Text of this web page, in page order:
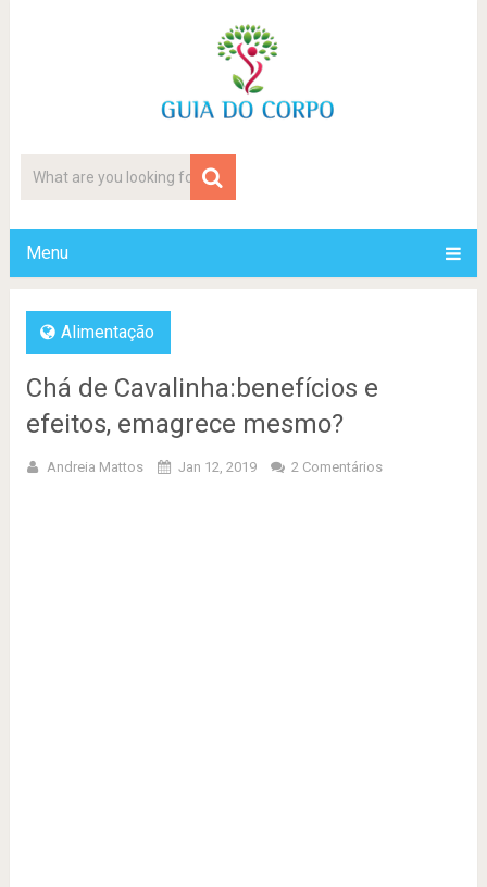
Menu
Alimentação
Chá de Cavalinha:benefícios e
efeitos, emagrece mesmo?
Andreia Mattos Jan 12, 2019 2 Comentários